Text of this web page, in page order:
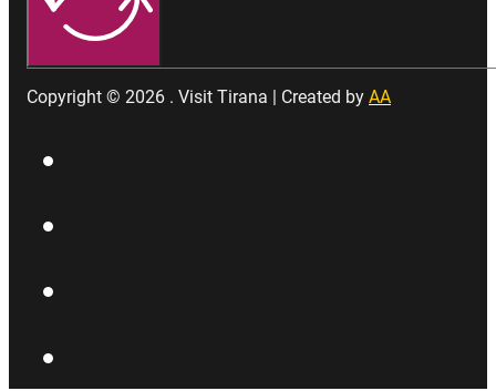
Copyright © 2026 . Visit Tirana | Created by AA